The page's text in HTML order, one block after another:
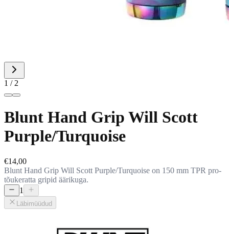
1 / 2
Blunt Hand Grip Will Scott
Purple/Turquoise
€14,00
Blunt Hand Grip Will Scott Purple/Turquoise on 150 mm TPR pro-
tõukeratta gripid äärikuga.
1
Läbimüüdud